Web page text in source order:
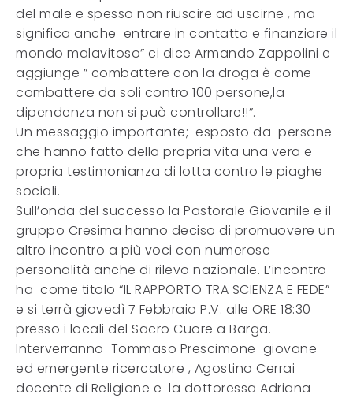
del male e spesso non riuscire ad uscirne , ma
significa anche entrare in contatto e finanziare il
mondo malavitoso” ci dice Armando Zappolini e
aggiunge ” combattere con la droga è come
combattere da soli contro 100 persone,la
dipendenza non si può controllare!!”.
Un messaggio importante; esposto da persone
che hanno fatto della propria vita una vera e
propria testimonianza di lotta contro le piaghe
sociali.
Sull’onda del successo la Pastorale Giovanile e il
gruppo Cresima hanno deciso di promuovere un
altro incontro a più voci con numerose
personalità anche di rilevo nazionale. L’incontro
ha come titolo “IL RAPPORTO TRA SCIENZA E FEDE”
e si terrà giovedì 7 Febbraio P.V. alle ORE 18:30
presso i locali del Sacro Cuore a Barga.
Interverranno Tommaso Prescimone giovane
ed emergente ricercatore , Agostino Cerrai
docente di Religione e la dottoressa Adriana